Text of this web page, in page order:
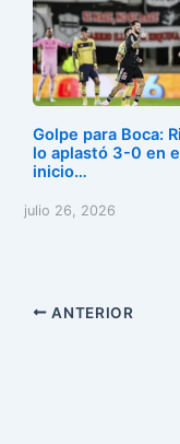
Golpe para Boca:
lo aplastó 3-0 en
inicio…
julio 26, 2026
ANTERIOR